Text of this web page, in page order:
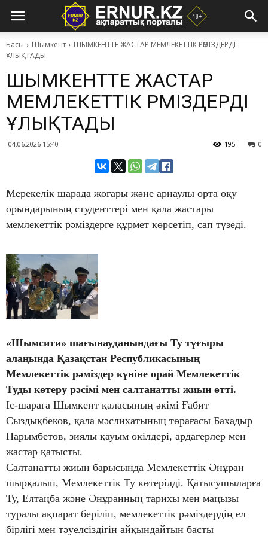
Басы Шымкент
​ШЫМКЕНТТЕ ЖАСТАР МЕМЛЕКЕТТІК РӘМІЗДЕРДІ
ҰЛЫҚТАДЫ
​ШЫМКЕНТТЕ ЖАСТАР
МЕМЛЕКЕТТІК РӘМІЗДЕРДІ
ҰЛЫҚТАДЫ
04.06.2026 15:40 0
195
Мерекелік шарада жоғары және арнаулы орта оқу
орындарының студенттері мен қала жастары
мемлекеттік рәміздерге құрмет көрсетіп, сап түзеді.
«Шымсити» шағынауданындағы Ту тұғыры
алаңында Қазақстан Республикасының
Мемлекеттік рәміздер күніне орай Мемлекеттік
Туды көтеру рәсімі мен салтанатты жиын өтті.
Іс-шараға Шымкент қаласының әкімі Ғабит
Сыздықбеков, қала мәслихатының төрағасы Бахадыр
Нарымбетов, зиялы қауым өкілдері, ардагерлер мен
жастар қатысты.
Салтанатты жиын барысында Мемлекеттік Әнұран
шырқалып, Мемлекеттік Ту көтерілді. Қатысушыларға
Ту, Елтаңба және Әнұранның тарихы мен маңызы
туралы ақпарат беріліп, мемлекеттік рәміздердің ел
бірлігі мен тәуелсіздігін айқындайтын басты